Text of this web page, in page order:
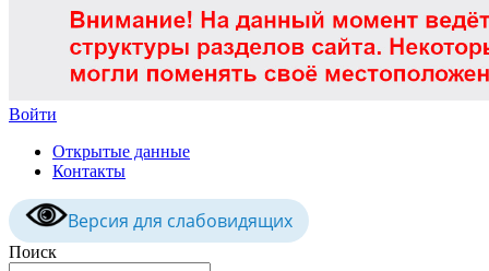
Войти
Открытые данные
Контакты
Версия для слабовидящих
Поиск